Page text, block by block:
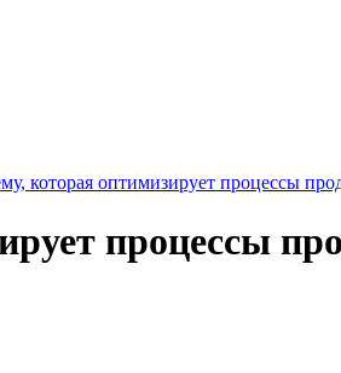
которая оптимизирует процессы
процессы